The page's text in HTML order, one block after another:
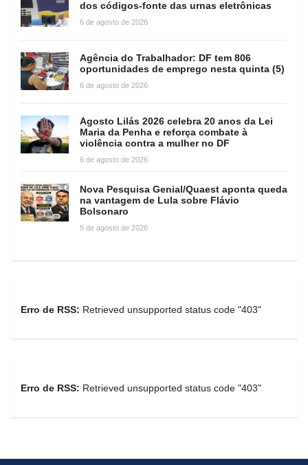
dos códigos-fonte das urnas eletrônicas
6 de agosto de 2026
Agência do Trabalhador: DF tem 806
oportunidades de emprego nesta quinta (5)
6 de agosto de 2026
Agosto Lilás 2026 celebra 20 anos da Lei
Maria da Penha e reforça combate à
violência contra a mulher no DF
6 de agosto de 2026
Nova Pesquisa Genial/Quaest aponta queda
na vantagem de Lula sobre Flávio
Bolsonaro
5 de agosto de 2026
Erro de RSS: Retrieved unsupported status code "403"
Erro de RSS: Retrieved unsupported status code "403"